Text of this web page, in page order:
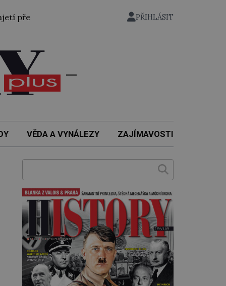
bývalý státní ministr pro protektorát K. H.
PŘIHLÁSIT
VĚDA A VYNÁLEZY ZAJÍMAVOSTI